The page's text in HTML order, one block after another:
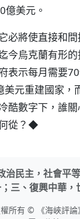
億美元。
必將使直接和間
今烏克蘭有形
表示每月需要
元重建國家，
酷數字下，誰
從？◆
治民主，社會平
三、復興中華，
所有 © 《海峽評論